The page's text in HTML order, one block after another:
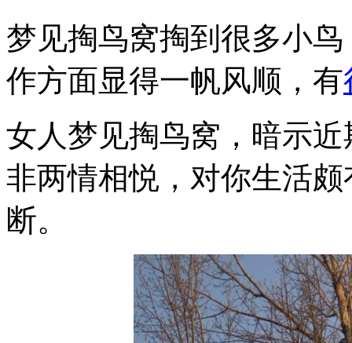
梦见掏鸟窝掏到很多小
作方面显得一帆风顺，有
女人梦见掏鸟窝，暗示
非两情相悦，对你生活
断。